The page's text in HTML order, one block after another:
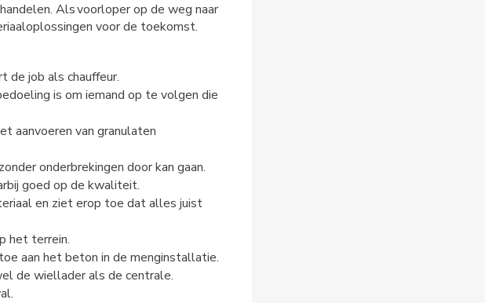
Als voorloper op de weg naar
voor de toekomst.
de job als chauffeur.
is om iemand op te volgen die
aanvoeren van granulaten
onderbrekingen door kan gaan.
goed op de kwaliteit.
en ziet erop toe dat alles juist
het terrein.
aan het beton in de menginstallatie.
de wiellader als de centrale.